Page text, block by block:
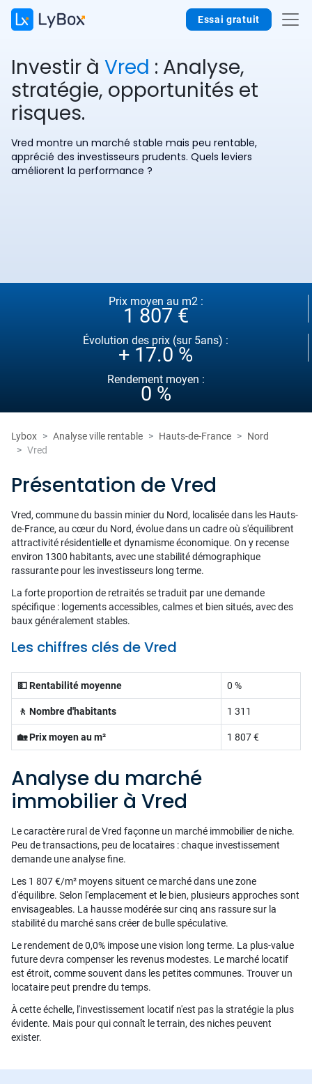
Essai gratuit
Investir à Vred : Analyse,
stratégie, opportunités et
risques.
Vred montre un marché stable mais peu rentable,
apprécié des investisseurs prudents. Quels leviers
améliorent la performance ?
Prix moyen au m2 :
1 807 €
Évolution des prix (sur 5ans) :
+ 17.0 %
Rendement moyen :
0 %
Lybox Analyse ville rentable Hauts-de-France
Nord
Vred
Présentation de Vred
Vred, commune du bassin minier du Nord, localisée dans les Hauts-
de-France, au cœur du Nord, évolue dans un cadre où s'équilibrent
attractivité résidentielle et dynamisme économique. On y recense
environ 1300 habitants, avec une stabilité démographique
rassurante pour les investisseurs long terme.
La forte proportion de retraités se traduit par une demande
spécifique : logements accessibles, calmes et bien situés, avec des
baux généralement stables.
Les chiffres clés de Vred
💵 Rentabilité moyenne 0 %
🚶 Nombre d'habitants 1 311
🏡 Prix moyen au m² 1 807 €
Analyse du marché
immobilier à Vred
Le caractère rural de Vred façonne un marché immobilier de niche.
Peu de transactions, peu de locataires : chaque investissement
demande une analyse fine.
Les 1 807 €/m² moyens situent ce marché dans une zone
d'équilibre. Selon l'emplacement et le bien, plusieurs approches sont
envisageables. La hausse modérée sur cinq ans rassure sur la
stabilité du marché sans créer de bulle spéculative.
Le rendement de 0,0% impose une vision long terme. La plus-value
future devra compenser les revenus modestes. Le marché locatif
est étroit, comme souvent dans les petites communes. Trouver un
locataire peut prendre du temps.
À cette échelle, l'investissement locatif n'est pas la stratégie la plus
évidente. Mais pour qui connaît le terrain, des niches peuvent
exister.